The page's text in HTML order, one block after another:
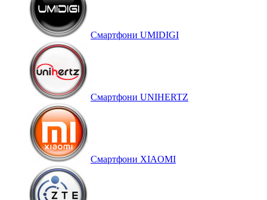
Смартфони UMIDIGI
Смартфони UNIHERTZ
Смартфони XIAOMI